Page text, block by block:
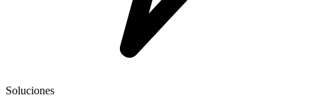
Soluciones